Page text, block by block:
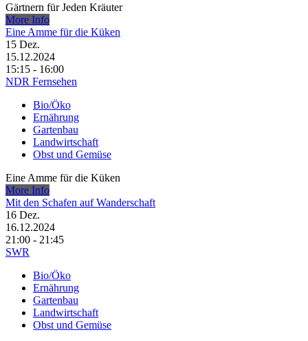
Gärtnern für Jeden Kräuter
More Info
Eine Amme für die Küken
15 Dez.
15.12.2024
15:15 - 16:00
NDR Fernsehen
Bio/Öko
Ernährung
Gartenbau
Landwirtschaft
Obst und Gemüse
Eine Amme für die Küken
More Info
Mit den Schafen auf Wanderschaft
16 Dez.
16.12.2024
21:00 - 21:45
SWR
Bio/Öko
Ernährung
Gartenbau
Landwirtschaft
Obst und Gemüse